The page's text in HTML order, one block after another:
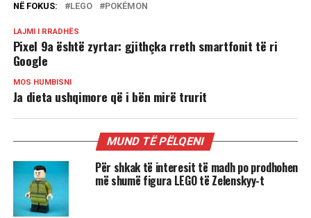
NË FOKUS: LEGO POKÉMON
LAJMI I RRADHËS
Pixel 9a është zyrtar: gjithçka rreth smartfonit të ri
Google
MOS HUMBISNI
Ja dieta ushqimore që i bën mirë trurit
MUND TË PËLQENI
Për shkak të interesit të madh po prodhohen
më shumë figura LEGO të Zelenskyy-t